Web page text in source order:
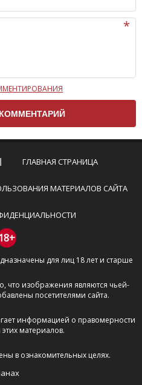
опубликован на сайте,
следующих правил:
быть слишком
от предмета обсуждения.
в комментарие
высказывания,
расовой,
розни —
они кстати
поверьте.
или только заглавными
с других сайтов, нам
все комментарии
модерации, поэтому ваш
сайте с некоторым
ГЛАВНАЯ СТРАНИЦА
МАТЕРИАЛОВ САЙТА
для лиц 18 лет и старше
что изображения являются чьей-
посетителями сайта.
информацией о правомерности
материалов.
в ознакомительных целях.